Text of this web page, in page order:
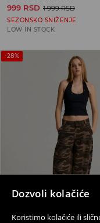
Dozvoli kolačiće
Koristimo kolačiće ili
999 RSD 1 999 RSD
SEZONSKO SNIŽENJE
LOW IN STOCK
-28%